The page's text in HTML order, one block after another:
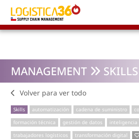
MANAGEMENT SKILLS
Volver para ver todo
Skills automatización cadena de suministro
formación técnica
gestión de datos
trabajadores logísticos
transformación digital